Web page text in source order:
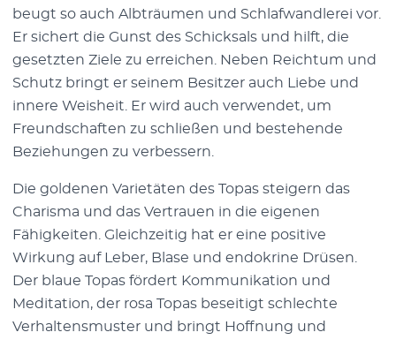
beugt so auch Albträumen und Schlafwandlerei vor.
Er sichert die Gunst des Schicksals und hilft, die
gesetzten Ziele zu erreichen. Neben Reichtum und
Schutz bringt er seinem Besitzer auch Liebe und
innere Weisheit. Er wird auch verwendet, um
Freundschaften zu schließen und bestehende
Beziehungen zu verbessern.
Die goldenen Varietäten des Topas steigern das
Charisma und das Vertrauen in die eigenen
Fähigkeiten. Gleichzeitig hat er eine positive
Wirkung auf Leber, Blase und endokrine Drüsen.
Der blaue Topas fördert Kommunikation und
Meditation, der rosa Topas beseitigt schlechte
Verhaltensmuster und bringt Hoffnung und